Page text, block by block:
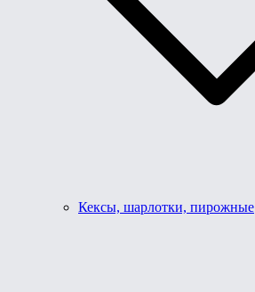
Кексы, шарлотки, пирожные